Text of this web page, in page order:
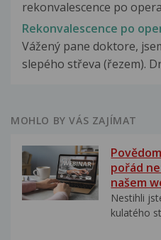
rekonvalescence po
Rekonvalescence po
Vážený pane doktore,
slepého střeva (řezem).
MOHLO BY VÁS ZAJÍMAT
pořád
našem
Nestihli
kulatého